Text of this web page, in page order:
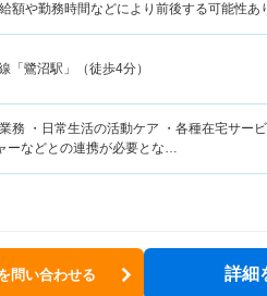
額や勤務時間などにより前後する可能性あ
「鷺沼駅」（徒歩4分）
務 ・日常生活の活動ケア ・各種在宅サー
ーなどとの連携が必要とな…
問い合わせる 詳細